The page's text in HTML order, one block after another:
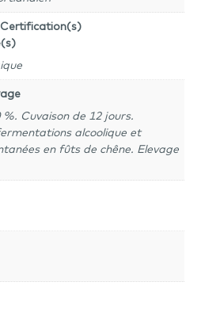
Cuvaison de 12 jours.
alcoolique et
en fûts de chêne. Elevage